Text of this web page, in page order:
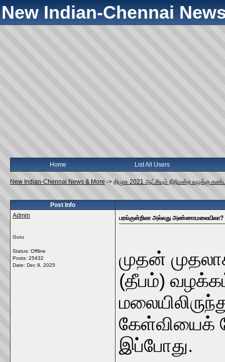
New Indian-Chennai
Home List All Users
New Indian-Chennai News & More -> திமுக 2021 ஆட்சியும் நீதிமன்ற வழக்கு
Post Info
Admin
Guru
Status: Offline
Posts: 25432
Date: Dec 9, 2025
பரங்குன்றிலா அல்லது அண்ணாமலையிலா?
முதன்
(தீபம்) வழக்கம்
கேள்வியைக்
இப்போது.